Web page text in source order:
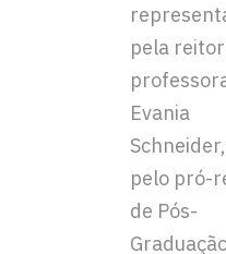
pela
Evania
pelo pró-
de Pós-